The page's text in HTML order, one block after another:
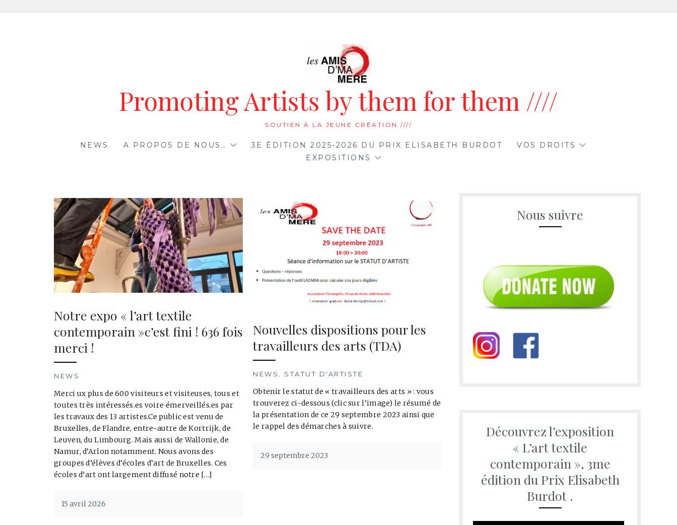
Promoting Artists by them for them ////
SOUTIEN À LA JEUNE CRÉATION ////
NEWS A PROPOS DE NOUS… 3E ÉDITION 2025-2026 DU PRIX ELISABETH BURDOT
VOS DROITS
EXPOSITIONS
Notre expo « l’art textile
contemporain »c’est fini ! 636 fois
merci !
NEWS
Merci ux plus de 600 visiteurs et visiteuses, tous et
toutes très intéressés.es voire émerveillés.es par
les travaux des 13 artistes.Ce public est venu de
Bruxelles, de Flandre, entre-autre de Kortrijk, de
Leuven, du Limbourg. Mais aussi de Wallonie, de
Namur, d’Arlon notamment. Nous avons des
groupes d’élèves d’écoles d’art de Bruxelles. Ces
écoles d’art ont largement diffusé notre […]
15 avril 2026
Nouvelles dispositions pour les
travailleurs des arts (TDA)
NEWS STATUT D'ARTISTE
Obtenir le statut de « travailleurs des arts » : vous
trouverez ci-dessous (clic sur l’image) le résumé de
la présentation de ce 29 septembre 2023 ainsi que
le rappel des démarches à suivre.
29 septembre 2023
Nous suivre
Découvrez l’exposition
« L’art textile
contemporain », 3me
édition du Prix Elisabeth
Burdot .